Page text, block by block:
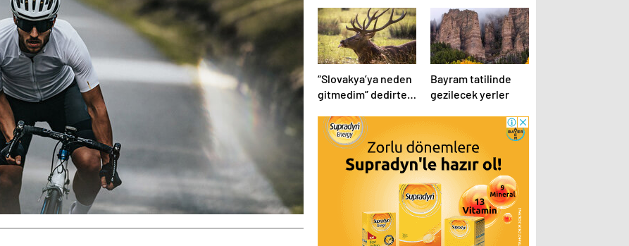
“Slovakya’ya neden
gitmedim” dedirten
Bayram tatilinde
gezilecek yerler